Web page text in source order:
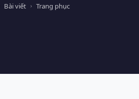
Bài viết Trang phục